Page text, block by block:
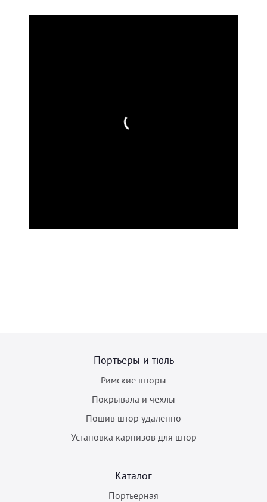
Портьеры и тюль
Римские шторы
Покрывала и чехлы
Пошив штор удаленно
Установка карнизов для штор
Каталог
Портьерная